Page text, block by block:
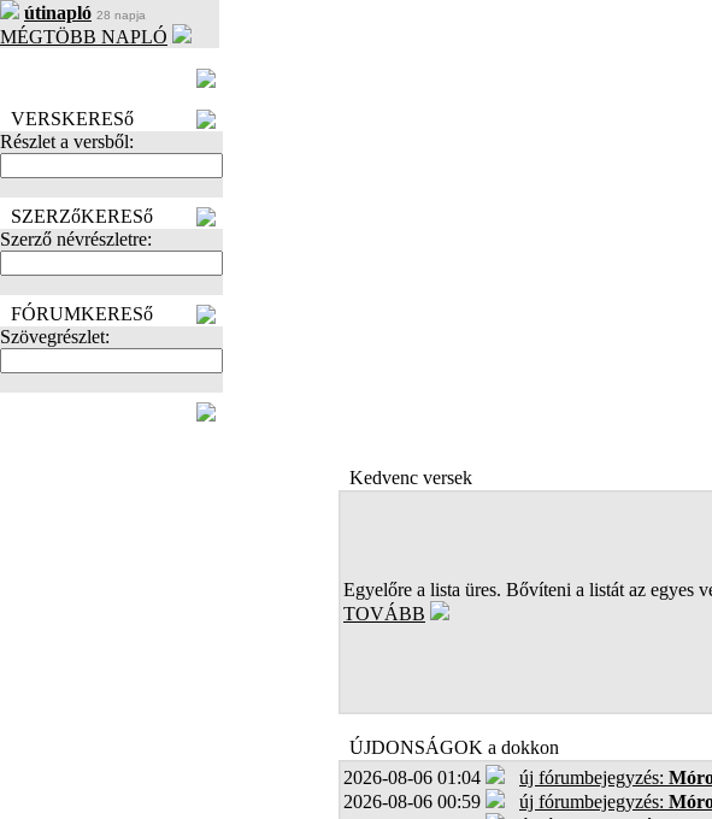
útinapló 28 napja
MÉGTÖBB NAPLÓ
VERSKERESő
Részlet a versből:
SZERZőKERESő
Szerző névrészletre:
FÓRUMKERESő
Szövegrészlet:
Kedvenc versek
Egyelőre a lista üres. Bővíteni a listát az egyes
TOVÁBB
ÚJDONSÁGOK a dokkon
2026-08-06 01:04
új fórumbejegyzés:
2026-08-06 00:59
új fórumbejegyzés: